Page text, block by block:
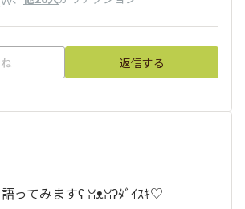
返信する
ってみますʕ⁠ ⁠ꈍ⁠ᴥ⁠ꈍ⁠ʔﾀﾞｲｽｷ♡